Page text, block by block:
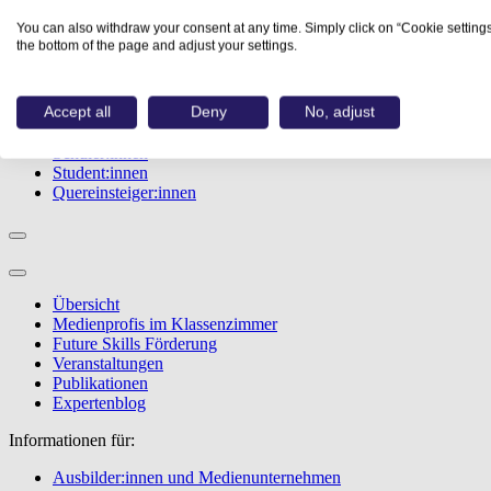
Studiengänge
Events
Berufstest
Informationen für:
Student:innen
Quereinsteiger:innen
Übersicht
Medienprofis im Klassenzimmer
Future Skills Förderung
Veranstaltungen
Publikationen
Expertenblog
Informationen für:
Ausbilder:innen und Medienunternehmen
You can also withdraw your consent at any time. Simply click on “Cookie
the bottom of the page and adjust your settings.
Accept all Deny No, adjust